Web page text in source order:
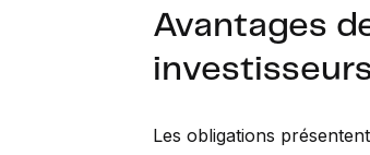
Avantages
Les obligations